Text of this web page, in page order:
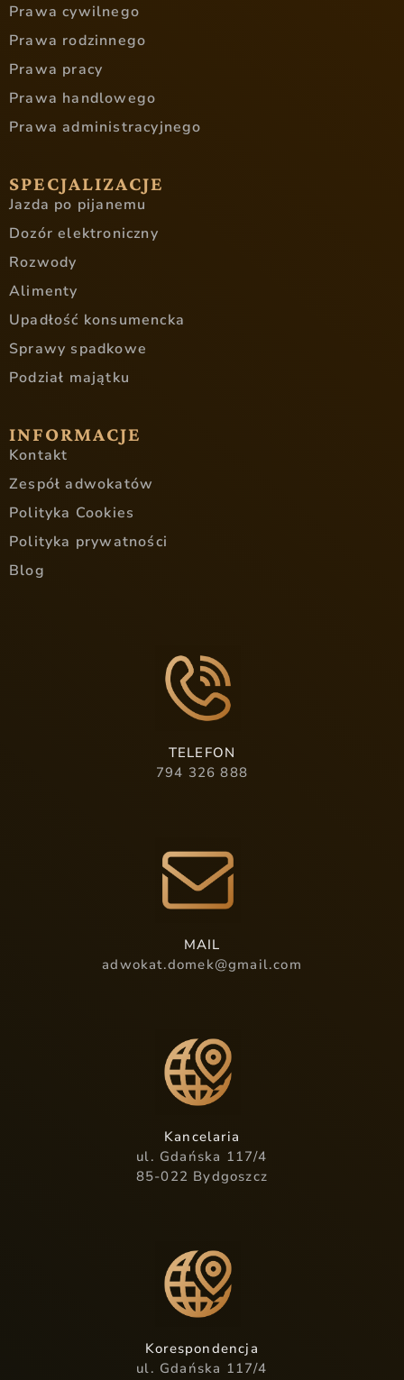
Prawa cywilnego
Prawa rodzinnego
Prawa pracy
Prawa handlowego
Prawa administracyjnego
SPECJALIZACJE
Jazda po pijanemu
Dozór elektroniczny
Rozwody
Alimenty
Upadłość konsumencka
Sprawy spadkowe
Podział majątku
INFORMACJE
Kontakt
Zespół adwokatów
Polityka Cookies
Polityka prywatności
Blog
TELEFON
794 326 888
MAIL
adwokat.domek@gmail.com
Kancelaria
ul. Gdańska 117/4
85-022 Bydgoszcz
Korespondencja
ul. Gdańska 117/4